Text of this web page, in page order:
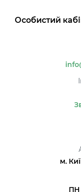
Особистий
м.
ПН